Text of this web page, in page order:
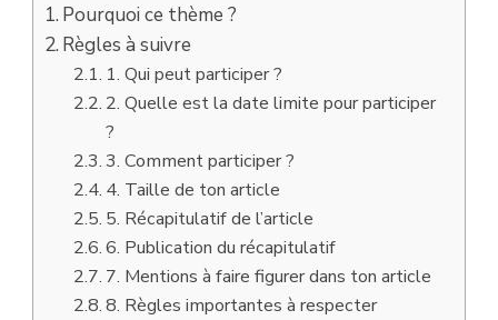
Pourquoi ce thème ?
Règles à suivre
1. Qui peut participer ?
2. Quelle est la date limite pour participer
?
3. Comment participer ?
4. Taille de ton article
5. Récapitulatif de l’article
6. Publication du récapitulatif
7. Mentions à faire figurer dans ton article
8. Règles importantes à respecter